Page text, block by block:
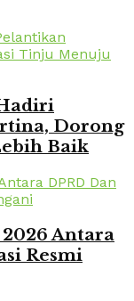
Dorong
Baik
2026 Antara
Resmi